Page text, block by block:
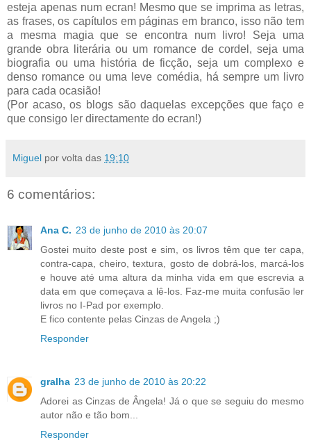
esteja apenas num ecran! Mesmo que se imprima as letras,
as frases, os capítulos em páginas em branco, isso não tem
a mesma magia que se encontra num livro! Seja uma
grande obra literária ou um romance de cordel, seja uma
biografia ou uma história de ficção, seja um complexo e
denso romance ou uma leve comédia, há sempre um livro
para cada ocasião!
(Por acaso, os blogs são daquelas excepções que faço e
que consigo ler directamente do ecran!)
Miguel por volta das 19:10
6 comentários:
Ana C. 23 de junho de 2010 às 20:07
Gostei muito deste post e sim, os livros têm que ter capa,
contra-capa, cheiro, textura, gosto de dobrá-los, marcá-los
e houve até uma altura da minha vida em que escrevia a
data em que começava a lê-los. Faz-me muita confusão ler
livros no I-Pad por exemplo.
E fico contente pelas Cinzas de Angela ;)
Responder
gralha 23 de junho de 2010 às 20:22
Adorei as Cinzas de Ângela! Já o que se seguiu do mesmo
autor não e tão bom...
Responder